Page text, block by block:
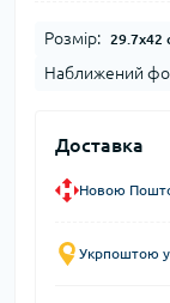
Розмір: 29.7x42
Наближений
Доставка
Новою
Укрпоштою у